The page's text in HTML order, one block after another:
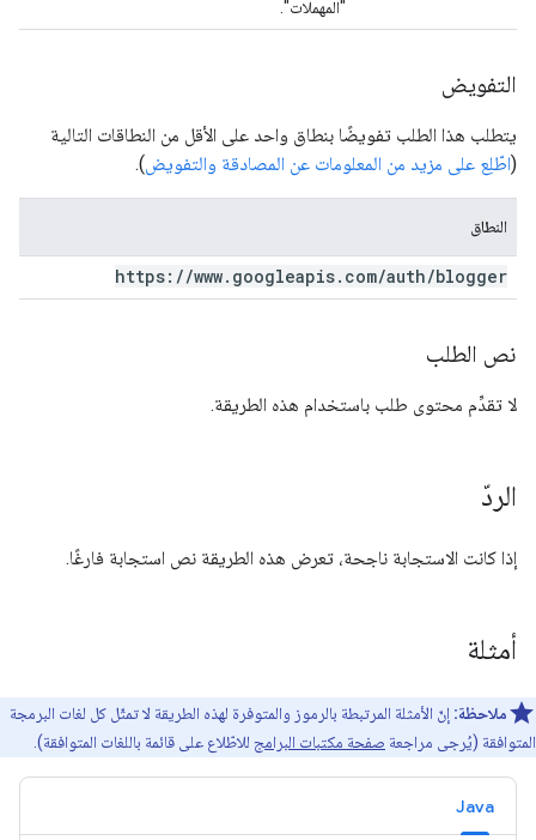
"المهملات".
التفويض
يتطلب هذا الطلب تفويضًا بنطاق واحد على الأقل من النطاقات التالية
(اطّلِع على مزيد من المعلومات عن المصادقة والتفويض).
النطاق
https: //www. googleapis. com/auth/blogger
نص الطلب
لا تقدِّم محتوى طلب باستخدام هذه الطريقة.
الردّ
إذا كانت الاستجابة ناجحة، تعرض هذه الطريقة نص استجابة فارغًا.
أمثلة
ملاحظة: إنّ الأمثلة المرتبطة بالرموز والمتوفرة لهذه الطريقة لا تمثّل كل لغات البرمجة
المتوافقة (يُرجى مراجعة صفحة مكتبات البرامج للاطّلاع على قائمة باللغات المتوافقة).
Java